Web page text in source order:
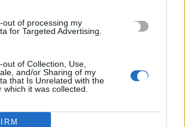
out of processing my
for Targeted Advertising.
of Collection, Use,
and/or Sharing of my
that Is Unrelated with the
which it was collected.
στα εισιτήρια διαρκείας – Μέχρι τις 16